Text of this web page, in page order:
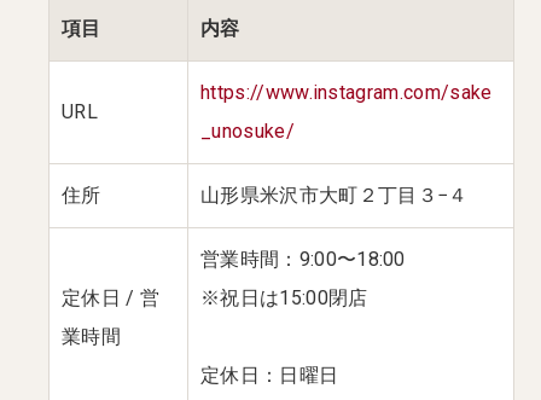
項目 内容
URL
https://www.instagram.com/sake
_unosuke/
住所 山形県米沢市大町２丁目３−４
定休日 / 営
業時間
営業時間：9:00〜18:00
※祝日は15:00閉店
定休日：日曜日